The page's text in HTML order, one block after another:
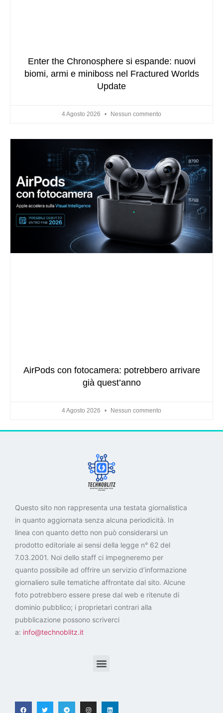
Enter the Chronosphere si espande: nuovi
biomi, armi e miniboss nel Fractured Worlds
Update
4 Agosto 2026 Nessun commento
AirPods con fotocamera: potrebbero arrivare
già quest’anno
4 Agosto 2026 Nessun commento
Questo sito non rappresenta una testata giornalistica
in quanto aggiornata senza alcuna periodicità. In
linea con quanto detto non può considerarsi un
prodotto editoriale ai sensi della legge n° 62 del
7.03.2001. Noi dello staff ci impegneremo per
quanto possibile ad offrire un servizio d’informazione
giornaliero sulle tematiche affrontate dal sito. Alcune
foto potrebbero essere prese dal web e ritenute di
dominio pubblico; i proprietari contrari alla
pubblicazione possono scriverci
a: info@technoblitz.it